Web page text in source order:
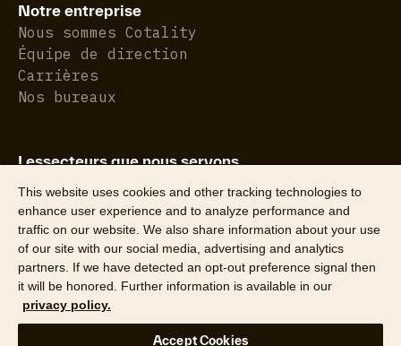
Notre entreprise
Nous sommes Cotality
Équipe de direction
Carrières
Nos bureaux
Lessecteurs que nous servons
Immobilier résidentiel
This website uses cookies and other tracking technologies to
enhance user experience and to analyze performance and
traffic on our website. We also share information about your use
of our site with our social media, advertising and analytics
partners. If we have detected an opt-out preference signal then
it will be honored. Further information is available in our
privacy policy.
Accept Cookies